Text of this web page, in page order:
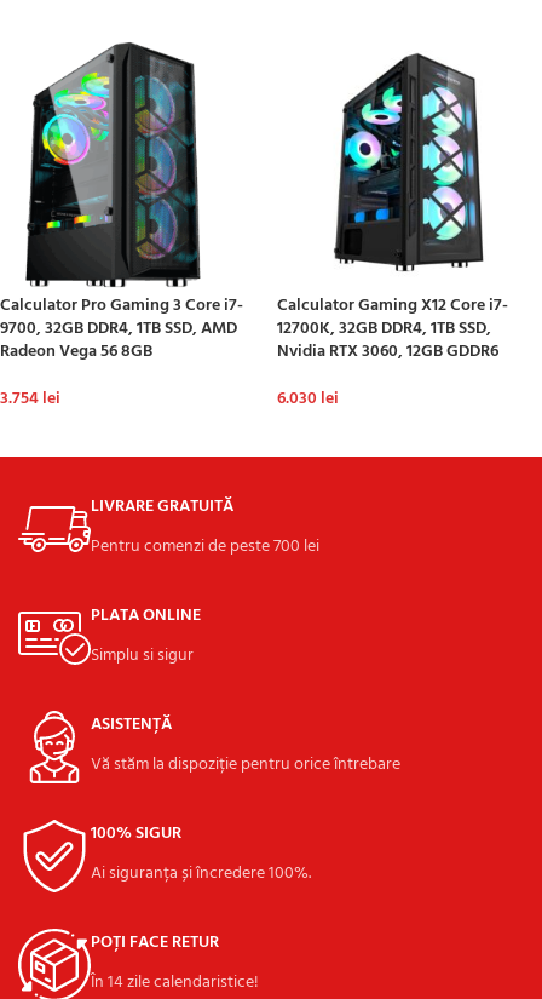
Calculator Pro Gaming 3 Core i7-
9700, 32GB DDR4, 1TB SSD, AMD
Radeon Vega 56 8GB
3.754lei
Calculator Gaming X12 Core i7-
12700K, 32GB DDR4, 1TB SSD,
Nvidia RTX 3060, 12GB GDDR6
6.030 lei
LIVRARE GRATUITĂ
Pentru comenzi de peste 700 lei
PLATA ONLINE
Simplu si sigur
ASISTENȚĂ
Vă stăm la dispoziție pentru orice întrebare
100% SIGUR
Ai siguranța și încredere 100%.
POȚI FACE RETUR
În 14 zile calendaristice!